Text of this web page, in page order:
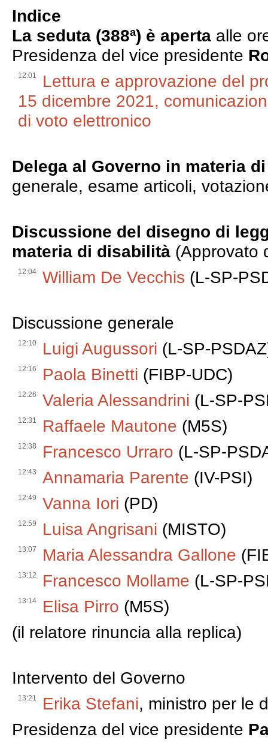
Indice
La seduta (388ª) è aperta alle
Presidenza del vice presidente
12:01
Lettura e approvazione del
15 dicembre 2021,
di voto elettronico
Delega al Governo in materia
generale, esame articoli,
Discussione del disegno di
materia di disabilità (Approvato
12:04 William De Vecchis (L-SP-
Discussione generale
12:10 Luigi Augussori (L-SP-
12:16 Paola Binetti (FIBP-UDC)
12:26 Valeria Alessandrini (L-SP-
12:31 Raffaele Mautone (M5S)
12:38 Francesco Urraro (L-SP-
12:43 Annamaria Parente (IV-PSI)
12:49 Vanna Iori (PD)
12:59 Luisa Angrisani (MISTO)
13:07 Maria Alessandra Gallone
13:12 Francesco Mollame (L-SP-
13:14 Elisa Pirro (M5S)
(il relatore rinuncia alla replica)
Intervento del Governo
13:21 Erika Stefani, ministro per le
Presidenza del vice presidente